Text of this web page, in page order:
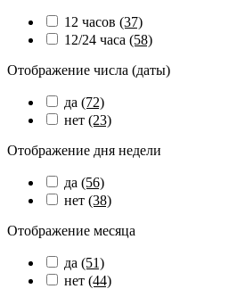
12 часов (37)
12/24 часа (58)
Отображение числа (даты)
да (72)
нет (23)
Отображение дня недели
да (56)
нет (38)
Отображение месяца
да (51)
нет (44)